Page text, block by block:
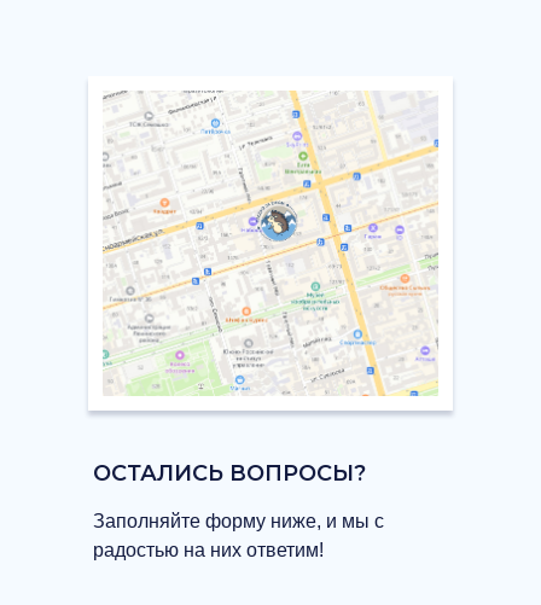
Заполняйте форму ниже, и мы с
радостью на них ответим!
ОСТАЛИСЬ ВОПРОСЫ?